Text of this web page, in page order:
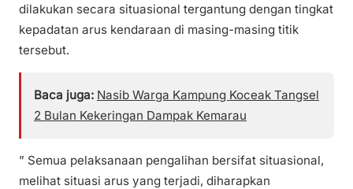
dilakukan secara situasional tergantung dengan tingkat
kepadatan arus kendaraan di masing-masing titik
tersebut.
Baca juga: Nasib Warga Kampung Koceak Tangsel
2 Bulan Kekeringan Dampak Kemarau
” Semua pelaksanaan pengalihan bersifat situasional,
melihat situasi arus yang terjadi, diharapkan